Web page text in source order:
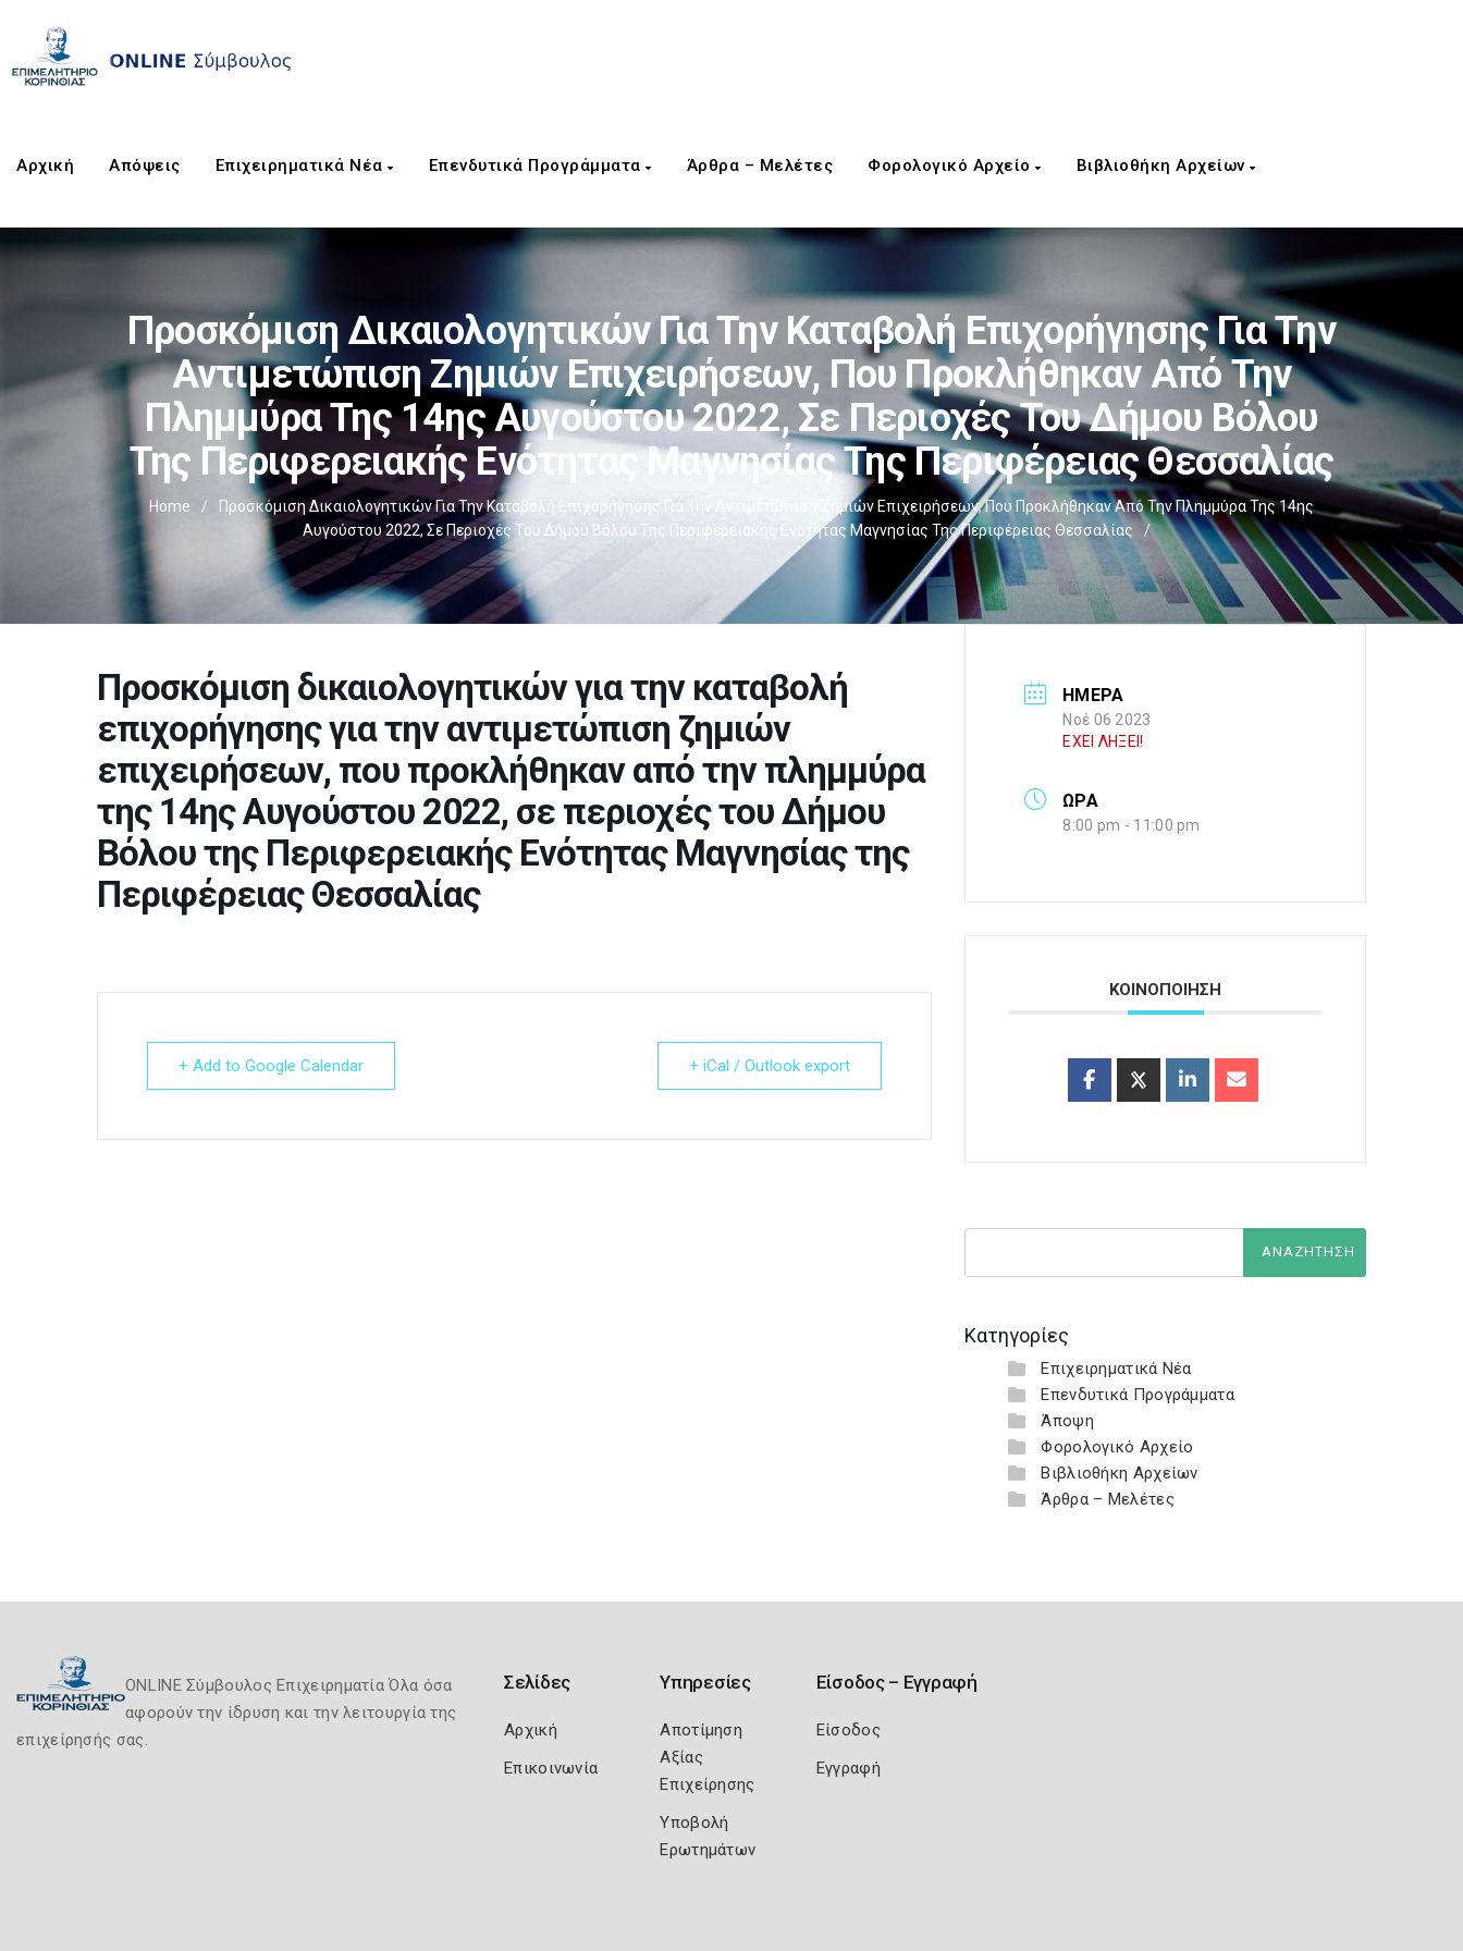
Αρχική Απόψεις Επιχειρηματικά Νέα Επενδυτικά Προγράμματα Άρθρα – Μελέτες Φορολογικό Αρχείο Βιβλιοθήκη Αρχείων
Προσκόμιση Δικαιολογητικών Για Την Καταβολή Επιχορήγησης Για Την
Αντιμετώπιση Ζημιών Επιχειρήσεων, Που Προκλήθηκαν Από Την
Πλημμύρα Της 14ης Αυγούστου 2022, Σε Περιοχές Του Δήμου Βόλου
Της Περιφερειακής Ενότητας Μαγνησίας Της Περιφέρειας Θεσσαλίας
Home /
Προσκόμιση Δικαιολογητικών Για Την Καταβολή Επιχορήγησης Για Την Αντιμετώπιση Ζημιών Επιχειρήσεων, Που Προκλήθηκαν Από Την Πλημμύρα Της 14ης
Αυγούστου 2022, Σε Περιοχές Του Δήμου Βόλου Της Περιφερειακής Ενότητας Μαγνησίας Της Περιφέρειας Θεσσαλίας
/
Προσκόμιση δικαιολογητικών για την καταβολή
επιχορήγησης για την αντιμετώπιση ζημιών
επιχειρήσεων, που προκλήθηκαν από την πλημμύρα
της 14ης Αυγούστου 2022, σε περιοχές του Δήμου
Βόλου της Περιφερειακής Ενότητας Μαγνησίας της
Περιφέρειας Θεσσαλίας
+ Add to Google Calendar + iCal / Outlook export
ΗΜΕΡΑ
Νοέ 06 2023
ΕΧΕΙ ΛΗΞΕΙ!
ΩΡΑ
8:00 pm - 11:00 pm
ΚΟΙΝΟΠΟΙΗΣΗ
Κατηγορίες
Επιχειρηματικά Νέα
Επενδυτικά Προγράμματα
Άποψη
Φορολογικό Αρχείο
Βιβλιοθήκη Αρχείων
Άρθρα – Μελέτες
ONLINE Σύμβουλος Επιχειρηματία Όλα όσα
αφορούν την ίδρυση και την λειτουργία της
επιχείρησής σας.
Σελίδες
Αρχική
Επικοινωνία
Υπηρεσίες
Αποτίμηση
Αξίας
Επιχείρησης
Υποβολή
Ερωτημάτων
Είσοδος – Εγγραφή
Είσοδος
Εγγραφή